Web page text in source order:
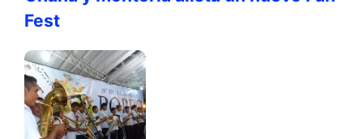
Fest